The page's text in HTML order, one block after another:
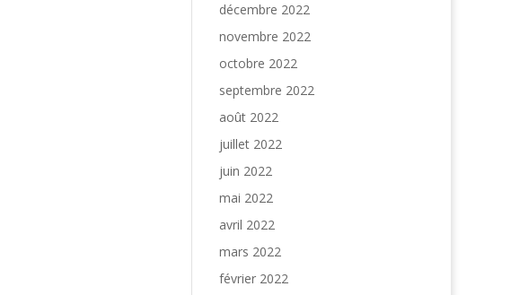
décembre 2022
novembre 2022
octobre 2022
septembre 2022
août 2022
juillet 2022
juin 2022
mai 2022
avril 2022
mars 2022
février 2022